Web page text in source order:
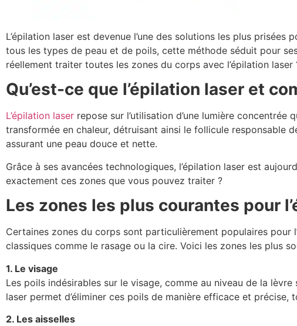
L’épilation laser est devenue l’une des solutions les plus
tous les types de peau et de poils, cette méthode séduit pour
réellement traiter toutes les zones du corps avec l’épilation
Qu’est-ce que l’épilation laser et
L’épilation laser repose sur l’utilisation d’une lumière
transformée en chaleur, détruisant ainsi le follicule responsable
assurant une peau douce et nette.
Grâce à ses avancées technologiques, l’épilation laser est
exactement ces zones que vous pouvez traiter ?
Les zones les plus courantes pour
Certaines zones du corps sont particulièrement populaires pour
classiques comme le rasage ou la cire. Voici les zones les plus
1. Le visage
Les poils indésirables sur le visage, comme au niveau de la
laser permet d’éliminer ces poils de manière efficace et
2. Les aisselles